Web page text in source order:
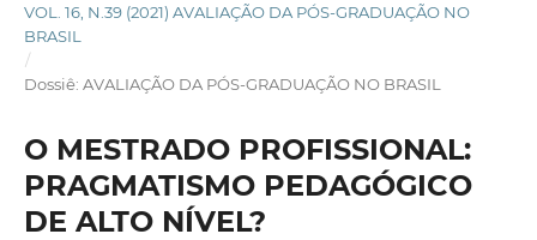
VOL. 16, N.39 (2021) AVALIAÇÃO DA PÓS-GRADUAÇÃO NO
BRASIL
/
Dossiê: AVALIAÇÃO DA PÓS-GRADUAÇÃO NO BRASIL
O MESTRADO PROFISSIONAL:
PRAGMATISMO PEDAGÓGICO
DE ALTO NÍVEL?